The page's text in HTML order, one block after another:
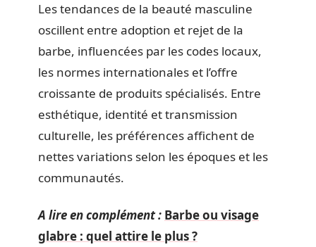
Les tendances de la beauté masculine
oscillent entre adoption et rejet de la
barbe, influencées par les codes locaux,
les normes internationales et l’offre
croissante de produits spécialisés. Entre
esthétique, identité et transmission
culturelle, les préférences affichent de
nettes variations selon les époques et les
communautés.
A lire en complément : Barbe ou visage
glabre : quel attire le plus ?